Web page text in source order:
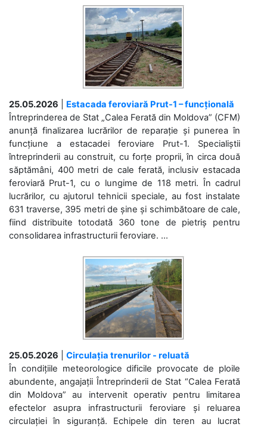
25.05.2026
Estacada feroviară Prut-1 – funcțională
Întreprinderea de Stat „Calea Ferată din Moldova” (CFM)
anunță finalizarea lucrărilor de reparație și punerea în
funcțiune a estacadei feroviare Prut-1. Specialiștii
întreprinderii au construit, cu forțe proprii, în circa două
săptămâni, 400 metri de cale ferată, inclusiv estacada
feroviară Prut-1, cu o lungime de 118 metri. În cadrul
lucrărilor, cu ajutorul tehnicii speciale, au fost instalate
631 traverse, 395 metri de șine și schimbătoare de cale,
fiind distribuite totodată 360 tone de pietriș pentru
consolidarea infrastructurii feroviare. ...
25.05.2026
Circulația trenurilor - reluată
În condițiile meteorologice dificile provocate de ploile
abundente, angajații Întreprinderii de Stat “Calea Ferată
din Moldova” au intervenit operativ pentru limitarea
efectelor asupra infrastructurii feroviare și reluarea
circulației în siguranță. Echipele din teren au lucrat